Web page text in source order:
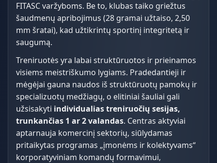
FITASC varžyboms. Be to, klubas taiko griežtus
šaudmenų apribojimus (28 gramai užtaiso, 2,50
mm šratai), kad užtikrintų sportinį integritetą ir
saugumą.
Treniruotės yra labai struktūruotos ir prieinamos
visiems meistriškumo lygiams. Pradedantieji ir
mėgėjai gauna naudos iš struktūruotų pamokų ir
specializuotų medžiagų, o elitiniai šauliai gali
užsisakyti individualias treniruočių sesijas,
trunkančias 1 ar 2 valandas. Centras aktyviai
aptarnauja komercinį sektorių, siūlydamas
pritaikytas programas „įmonėms ir kolektyvams“
korporatyviniam komandų formavimui,